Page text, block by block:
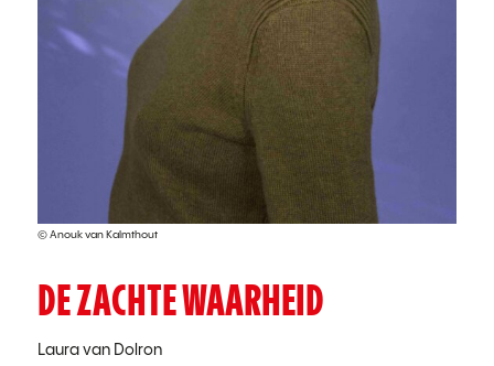
© Anouk van Kalmthout
DE ZACHTE WAARHEID
Laura van Dolron